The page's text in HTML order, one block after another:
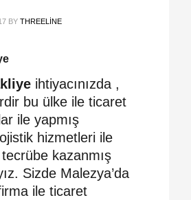
BYTHREELINE
ihtiyacınızda ,
bu ülke ile ticaret
ile yapmış
hizmetleri ile
kazanmış
Sizde Malezya’da
ile ticaret